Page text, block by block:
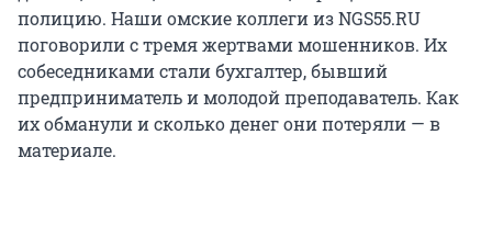
полицию. Наши омские коллеги из NGS55.RU
поговорили с тремя жертвами мошенников. Их
собеседниками стали бухгалтер, бывший
предприниматель и молодой преподаватель. Как
их обманули и сколько денег они потеряли — в
материале.